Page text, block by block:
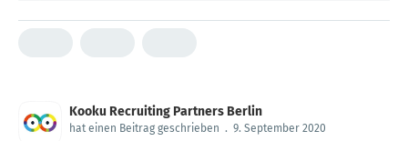
Kooku Recruiting Partners Berlin
hat einen Beitrag geschrieben . 9. September 2020